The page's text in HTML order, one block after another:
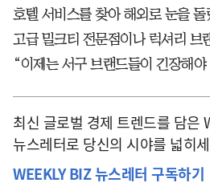
호텔 서비스를 찾아 해외로 눈을
고급 밀크티 전문점이나 럭셔리 브
“이제는 서구 브랜드들이 긴장해
최신 글로벌 경제 트렌드를 담은
뉴스레터로 당신의 시야를 넓히
WEEKLY BIZ 뉴스레터 구독하기